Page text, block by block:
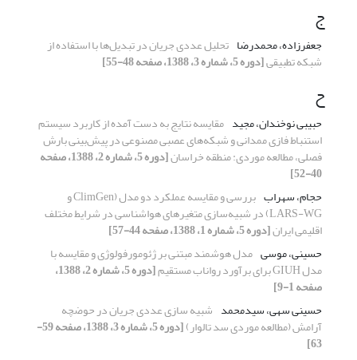
ج
جعفرزاده، محمدرضا تحلیل عددی جریان در تبدیل‌ها با استفاده از
شبکه تطبیقی[دوره 5، شماره 3، 1388، صفحه 48-55]
ح
حبیبی نوخندان، مجید مقایسه نتایج به دست آمده از کاربرد سیستم
استنباط فازی ممدانی و شبکه‌های عصبی مصنوعی در پیش‌بینی بارش
فصلی، مطالعه موردی: منطقه خراسان [دوره 5، شماره 2، 1388، صفحه
40-52]
حجام، سهراب
بررسی و مقایسه عملکرد دو مدل (ClimGen و
LARS-WG) در شبیه‌سازی متغیرهای هواشناسی در شرایط مختلف
اقلیمی ایران[دوره 5، شماره 1، 1388، صفحه 44-57]
حسینی، موسی مدل هوشمند مبتنی بر ژئومورفولوژی و مقایسه با
مدل GIUH برای برآورد رواناب مستقیم [دوره 5، شماره 2، 1388،
صفحه 1-9]
حسینی سهی، سیدمحمد شبیه سازی عددی جریان در حوضچه
آرامش (مطالعه موردی سد تالوار) [دوره 5، شماره 3، 1388، صفحه 59-
63]